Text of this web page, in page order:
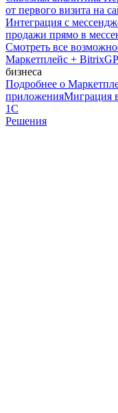
от первого визита на
Интеграция с
продажи прямо в
Смотреть все
Маркетплейс +
бизнеса
Подробнее о
приложенияМиграция
1С
Решения